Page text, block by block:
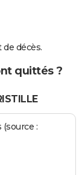
décès.
quittés ?
: